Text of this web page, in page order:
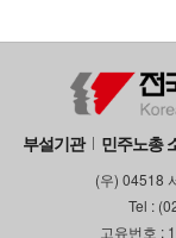
부설기관 민주노총
(우) 04518
Tel :
고유번호 :